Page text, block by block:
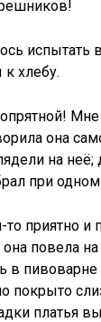
испытать
хлебу.
она
на неё;
при
то приятно и
повела
в
покрыто
платья